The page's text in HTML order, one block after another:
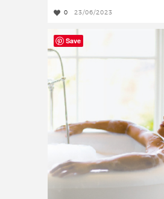
0 23/06/2023
Save